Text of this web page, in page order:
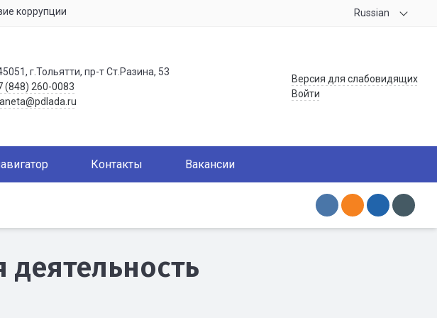
коррупции Russian
г.Тольятти, пр-т Ст.Разина, 53
(848) 260-0083
Версия для слабовидящих
Войти
Контакты Вакансии